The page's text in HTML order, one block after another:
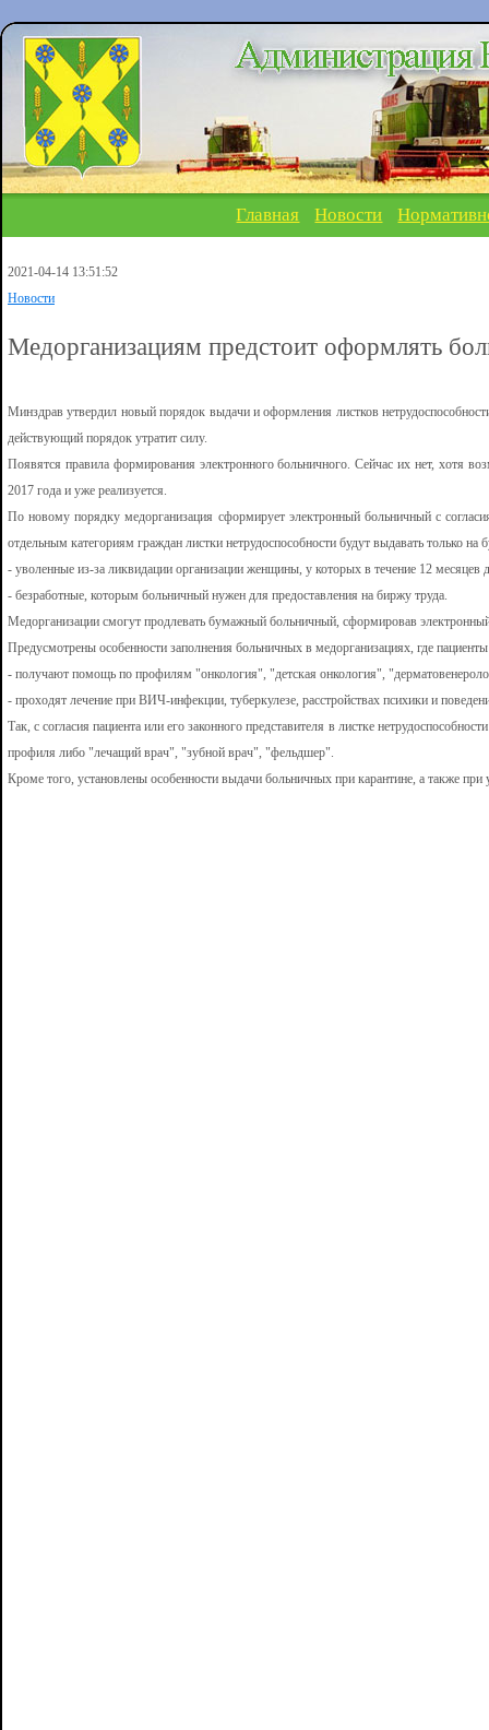
Главная Новости
2021-04-14 13:51:52
Новости
Медорганизациям предстоит оформлять
Минздрав утвердил новый порядок выдачи и оформления листков
действующий порядок утратит силу.
Появятся правила формирования электронного больничного. Сейчас их нет, хотя
2017 года и уже реализуется.
По новому порядку медорганизация сформирует электронный больничный с
отдельным категориям граждан листки нетрудоспособности будут выдавать только на
- уволенные из-за ликвидации организации женщины, у которых в течение 12 месяцев
- безработные, которым больничный нужен для предоставления на биржу труда.
Медорганизации смогут продлевать бумажный больничный, сформировав
Предусмотрены особенности заполнения больничных в медорганизациях, где
- получают помощь по профилям "онкология", "детская онкология",
- проходят лечение при ВИЧ-инфекции, туберкулезе, расстройствах психики и
Так, с согласия пациента или его законного представителя в листке
профиля либо "лечащий врач", "зубной врач", "фельдшер".
Кроме того, установлены особенности выдачи больничных при карантине, а также при